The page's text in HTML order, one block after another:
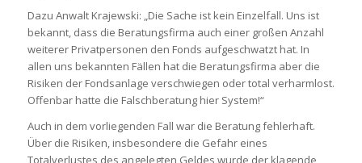
Dazu Anwalt Krajewski: „Die Sache ist kein Einzelfall. Uns ist
bekannt, dass die Beratungsfirma auch einer großen Anzahl
weiterer Privatpersonen den Fonds aufgeschwatzt hat. In
allen uns bekannten Fällen hat die Beratungsfirma aber die
Risiken der Fondsanlage verschwiegen oder total verharmlost.
Offenbar hatte die Falschberatung hier System!“
Auch in dem vorliegenden Fall war die Beratung fehlerhaft.
Über die Risiken, insbesondere die Gefahr eines